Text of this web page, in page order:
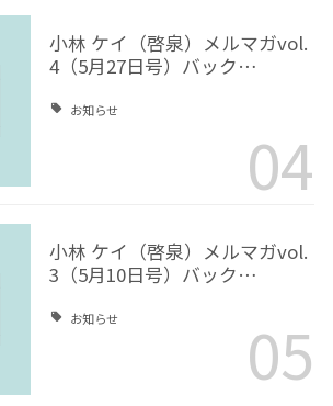
小林 ケイ（啓泉）メルマガvol.
4（5月27日号）バック…
お知らせ
04
小林 ケイ（啓泉）メルマガvol.
3（5月10日号）バック…
お知らせ 05